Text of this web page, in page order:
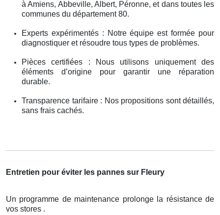
à Amiens, Abbeville, Albert, Péronne, et dans toutes les
communes du département 80.
Experts expérimentés : Notre équipe est formée pour
diagnostiquer et résoudre tous types de problèmes.
Pièces certifiées : Nous utilisons uniquement des
éléments d’origine pour garantir une réparation
durable.
Transparence tarifaire : Nos propositions sont détaillés,
sans frais cachés.
Entretien pour éviter les pannes sur Fleury
Un programme de maintenance prolonge la résistance de
vos stores .